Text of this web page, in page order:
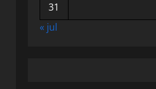
31
« jul